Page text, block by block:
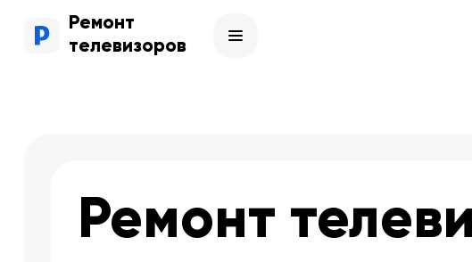
Ремонт
телевизоров
Ремонт